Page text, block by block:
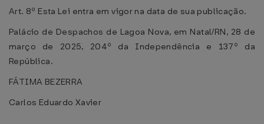
Art. 8º Esta Lei entra em vigor na data de sua publicação.
Palácio de Despachos de Lagoa Nova, em Natal/RN, 28 de
março de 2025, 204º da Independência e 137º da
República.
FÁTIMA BEZERRA
Carlos Eduardo Xavier